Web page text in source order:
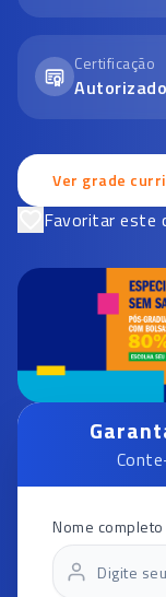
Certificação
Ver grade
Favoritar este
Nome completo